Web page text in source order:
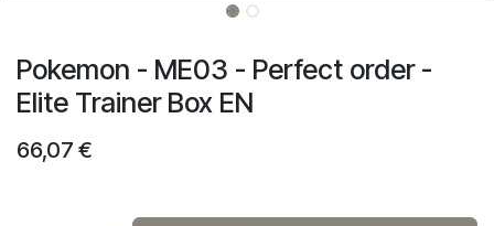
Pokemon - ME03 - Perfect order -
Elite Trainer Box EN
66,07 €